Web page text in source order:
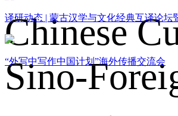
译研动态 | 蒙古汉学与文化经典互译论
“外写中写作中国计划”海外传播交流会
Chinese
Sino-